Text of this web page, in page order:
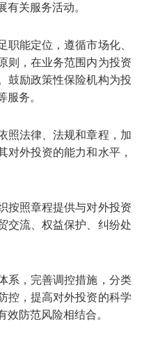
有关服务活动。
能定位，遵循市场化、
则，在业务范围内为投资
鼓励政策性保险机构为投
服务。
照法律、法规和章程，加
对外投资的能力和水平，
按照章程提供与对外投资
交流、权益保护、纠纷处
系，完善调控措施，分类
控，提高对外投资的科学
效防范风险相结合。